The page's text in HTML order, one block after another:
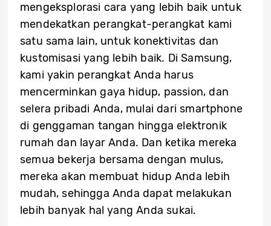
mengeksplorasi cara yang lebih baik untuk
mendekatkan perangkat-perangkat kami
satu sama lain, untuk konektivitas dan
kustomisasi yang lebih baik. Di Samsung,
kami yakin perangkat Anda harus
mencerminkan gaya hidup, passion, dan
selera pribadi Anda, mulai dari smartphone
di genggaman tangan hingga elektronik
rumah dan layar Anda. Dan ketika mereka
semua bekerja bersama dengan mulus,
mereka akan membuat hidup Anda lebih
mudah, sehingga Anda dapat melakukan
lebih banyak hal yang Anda sukai.